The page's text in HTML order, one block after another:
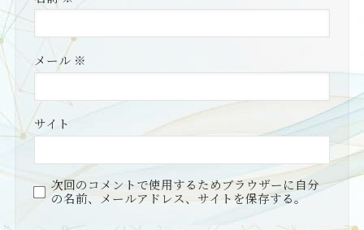
メール ※
サイト
次回のコメントで使用するためブラウザーに自分
の名前、メールアドレス、サイトを保存する。